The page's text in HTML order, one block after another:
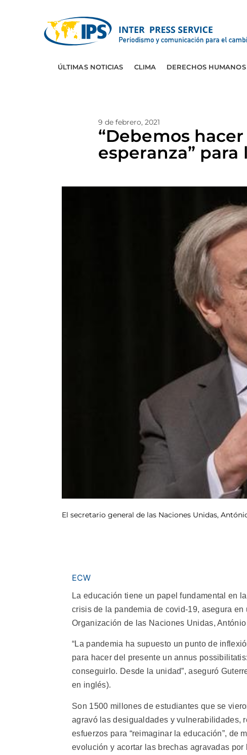
ÚLTIMAS NOTICIAS CLIMA DERECHOS HUMANOS
9 de febrero, 2021
“Debemos
esperanza”
El secretario general de las Naciones Unidas,
ECW
La educación tiene un papel fundamental en
crisis de la pandemia de covid-19, asegura
Organización de las Naciones Unidas, António
“La pandemia ha supuesto un punto de
para hacer del presente un annus
conseguirlo. Desde la unidad”, aseguró
en inglés).
Son 1500 millones de estudiantes que se
agravó las desigualdades y vulnerabilidades,
esfuerzos para “reimaginar la educación”, de
evolución y acortar las brechas agravadas por